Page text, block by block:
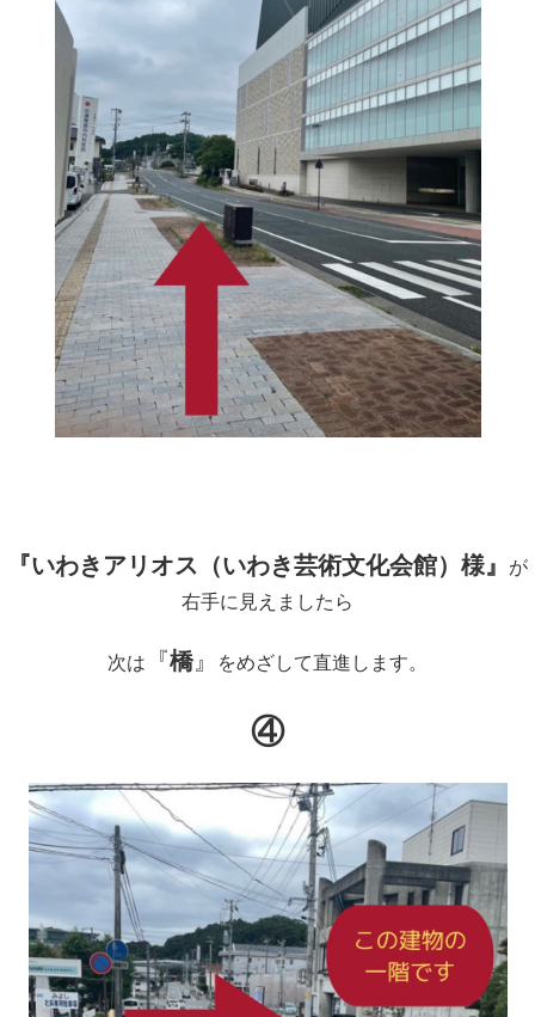
『いわきアリオス（いわき芸術文化会館）様』
が
右手に見えましたら
次は 『橋』 をめざして直進します。
④